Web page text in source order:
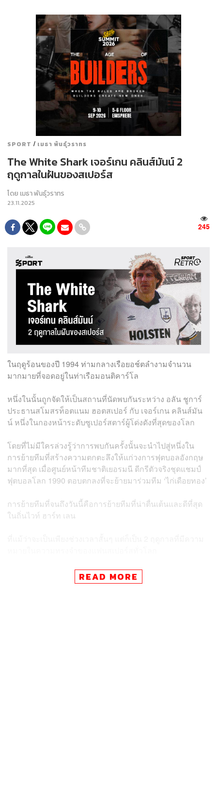
SPORT / เมธา พันธุ์วราทร
The White Shark เจอร์เกน คลินส์มันน์ 2
ฤดูกาลในฝันของสเปอร์ส
โดย เมธา พันธุ์วราทร
23.11.2025
245
ในฤดูร้อนของปี 1994 ท่ามกลางเรือยอช์ตลำงามจำนวน
มากมายที่จอดอยู่ในท่าเรือมอนติคาร์โล
หนึ่งในนั้นถูกจัดให้เป็นสถานที่นัดพบกันระหว่าง อลัน ชูการ์
ประธานสโมสรท็อตแนม ฮอตสเปอร์ กับ เจอร์เกน คลินส์มัน
น์ หนึ่งในกองหน้าระดับซูเปอร์สตาร์ผู้โด่งดังที่สุดของโลก
โดยที่ไม่มีใครล่วงรู้ว่าการพบกันครั้งนั้นจะนำไปสู่หนึ่งใน
การย้ายทีมที่สร้างความตกตะลึงให้แก่วงการฟุตบอลอังกฤษ
มากที่สุด เมื่อศูนย์หน้าทีมชาติเยอรมนี ดีกรีตัวจริงชุดแชมป์
ฟุตบอลโลก 1990 ตอบตกลงที่จะย้ายมาร่วมทีม ‘ไก่เดือยทอง’
การย้ายทีมที่จนถึงวันนี้คือการย้ายทีมที่น่าตื่นเต้นและดีที่สุด
ในถิ่นไวท์ ฮาร์ท เลน
ในโลกยุคปัจจุบันที่แทบไม่เหลือสิ่งที่เรียกว่า ‘ความลับ’ ใน
การเจรจาซื้อขายย้ายทีม จากการที่มีนักข่าวจำนวนมากเดิน
READ MORE